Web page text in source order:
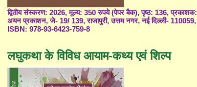
द्वितीय संस्करण: 2026, मूल्य: 350 रुपये (पेपर बैक), पृष्ठ: 136, प्रकाशक:
अयन प्रकाशन, जे- 19/ 139, राजापुरी, उत्तम नगर, नई दिल्ली- 110059,
ISBN: 978-93-6423-759-8
लघुकथा के विविध आयाम-कथ्य एवं शिल्प